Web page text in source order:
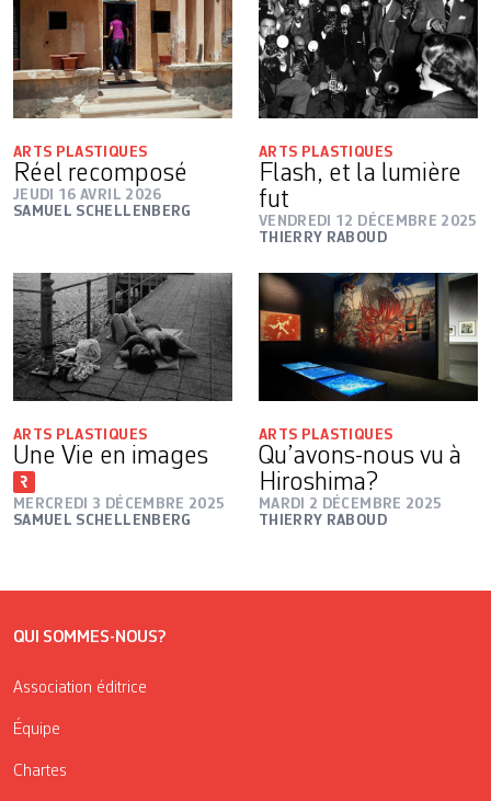
ARTS PLASTIQUES
Réel recomposé
JEUDI 16 AVRIL 2026
SAMUEL SCHELLENBERG
ARTS PLASTIQUES
Flash, et la lumière
fut
VENDREDI 12 DÉCEMBRE 2025
THIERRY RABOUD
ARTS PLASTIQUES
Une Vie en images
MERCREDI 3 DÉCEMBRE 2025
SAMUEL SCHELLENBERG
ARTS PLASTIQUES
Qu’avons-nous vu à
Hiroshima?
MARDI 2 DÉCEMBRE 2025
THIERRY RABOUD
QUI SOMMES-NOUS?
Association éditrice
Équipe
Chartes